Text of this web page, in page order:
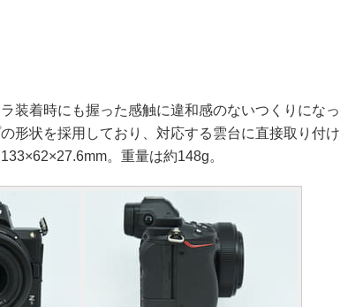
装着時にも握った感触に違和感のないつくりになっ
形状を採用しており、対応する雲台に直接取り付け
。重量は約148g。